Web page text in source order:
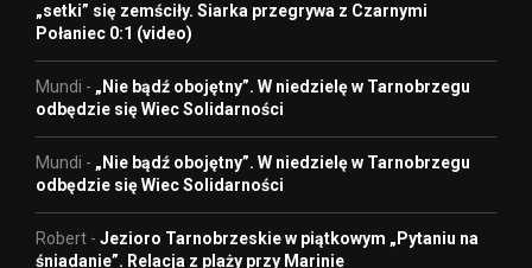
„setki” się zemściły. Siarka przegrywa z Czarnymi
Połaniec 0:1 (video)
Mundi - „Nie bądź obojętny”. W niedzielę w Tarnobrzegu
odbędzie się Wiec Solidarności
Mundi - „Nie bądź obojętny”. W niedzielę w Tarnobrzegu
odbędzie się Wiec Solidarności
Robert - Jezioro Tarnobrzeskie w piątkowym „Pytaniu na
śniadanie”. Relacja z plaży przy Marinie